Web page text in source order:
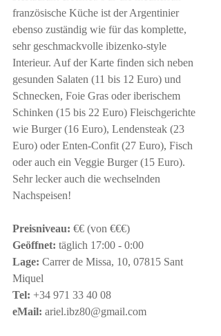
französische Küche ist der Argentinier
ebenso zuständig wie für das komplette,
sehr geschmackvolle ibizenko-style
Interieur. Auf der Karte finden sich neben
gesunden Salaten (11 bis 12 Euro) und
Schnecken, Foie Gras oder iberischem
Schinken (15 bis 22 Euro) Fleischgerichte
wie Burger (16 Euro), Lendensteak (23
Euro) oder Enten-Confit (27 Euro), Fisch
oder auch ein Veggie Burger (15 Euro).
Sehr lecker auch die wechselnden
Nachspeisen!
Preisniveau: €€ (von €€€)
Geöffnet: täglich 17:00 - 0:00
Lage: Carrer de Missa, 10, 07815 Sant
Miquel
Tel: +34 971 33 40 08
eMail: ariel.ibz80@gmail.com